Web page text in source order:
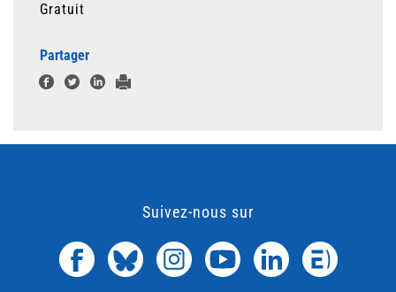
Gratuit
Partager
Suivez-nous sur